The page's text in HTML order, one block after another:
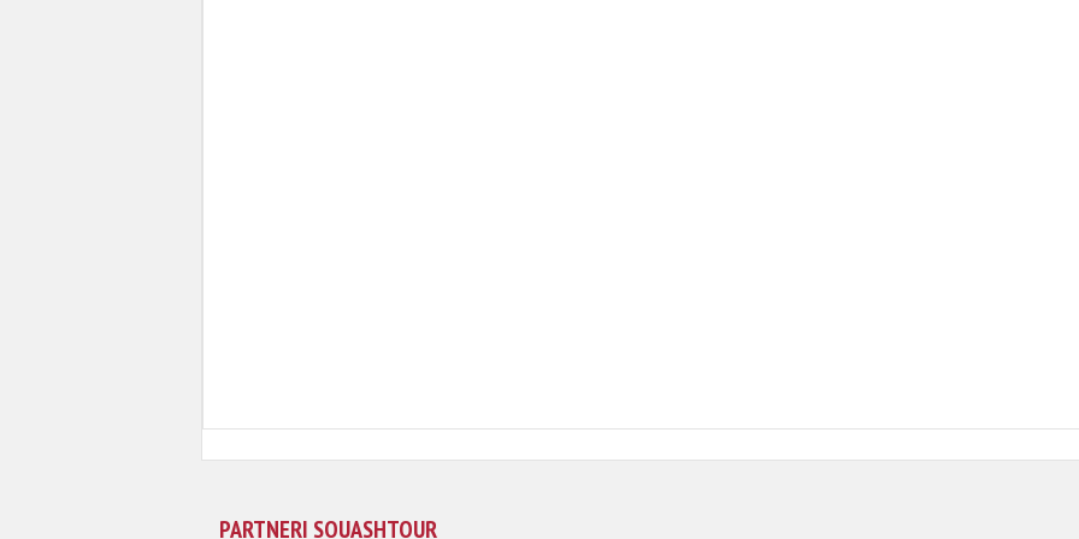
PARTNERI SQUASHTOUR